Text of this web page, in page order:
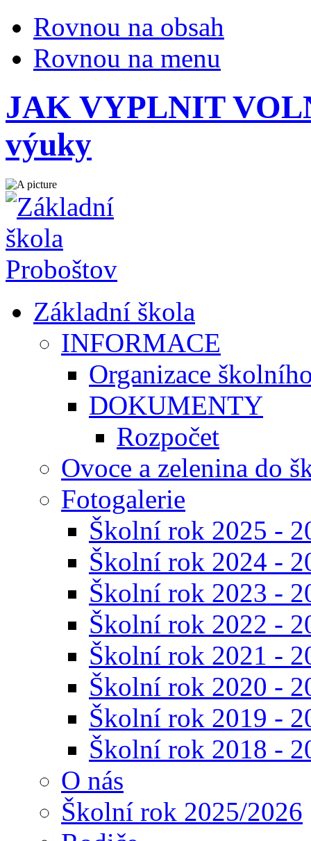
Rovnou na obsah
Rovnou na menu
JAK VYPLNIT
výuky
Základní škola
INFORMACE
Organizace
DOKUMENTY
Rozpočet
Ovoce a zelenina do
Fotogalerie
Školní rok 2025 -
Školní rok 2024 -
Školní rok 2023 -
Školní rok 2022 -
Školní rok 2021 -
Školní rok 2020 -
Školní rok 2019 -
Školní rok 2018 -
O nás
Školní rok 2025/2026